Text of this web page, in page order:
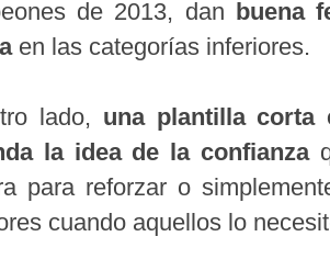
de 2013, dan
buena
en las categorías inferiores.
lado, una plantilla corta
la idea de la confianza
para reforzar o
cuando aquellos lo